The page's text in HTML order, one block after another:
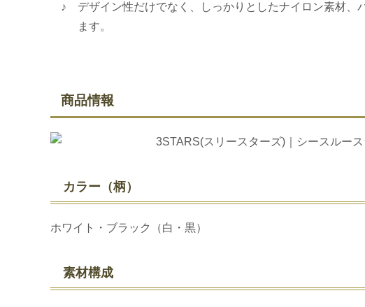
デザイン性だけでなく、しっかりとしたナイロン素材
ます。
商品情報
カラー（柄）
ホワイト・ブラック（白・黒）
素材構成